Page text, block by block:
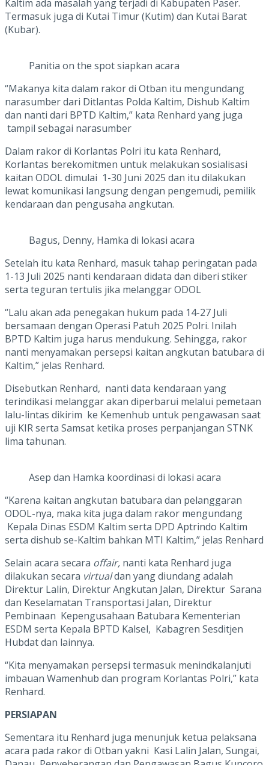
Kaltim ada masalah yang terjadi di Kabupaten Paser.
Termasuk juga di Kutai Timur (Kutim) dan Kutai Barat
(Kubar).
Panitia on the spot siapkan acara
“Makanya kita dalam rakor di Otban itu mengundang
narasumber dari Ditlantas Polda Kaltim, Dishub Kaltim
dan nanti dari BPTD Kaltim,” kata Renhard yang juga
tampil sebagai narasumber
Dalam rakor di Korlantas Polri itu kata Renhard,
Korlantas berekomitmen untuk melakukan sosialisasi
kaitan ODOL dimulai 1-30 Juni 2025 dan itu dilakukan
lewat komunikasi langsung dengan pengemudi, pemilik
kendaraan dan pengusaha angkutan.
Bagus, Denny, Hamka di lokasi acara
Setelah itu kata Renhard, masuk tahap peringatan pada
1-13 Juli 2025 nanti kendaraan didata dan diberi stiker
serta teguran tertulis jika melanggar ODOL
“Lalu akan ada penegakan hukum pada 14-27 Juli
bersamaan dengan Operasi Patuh 2025 Polri. Inilah
BPTD Kaltim juga harus mendukung. Sehingga, rakor
nanti menyamakan persepsi kaitan angkutan batubara di
Kaltim,” jelas Renhard.
Disebutkan Renhard, nanti data kendaraan yang
terindikasi melanggar akan diperbarui melalui pemetaan
lalu-lintas dikirim ke Kemenhub untuk pengawasan saat
uji KIR serta Samsat ketika proses perpanjangan STNK
lima tahunan.
Asep dan Hamka koordinasi di lokasi acara
“Karena kaitan angkutan batubara dan pelanggaran
ODOL-nya, maka kita juga dalam rakor mengundang
Kepala Dinas ESDM Kaltim serta DPD Aptrindo Kaltim
serta dishub se-Kaltim bahkan MTI Kaltim,” jelas Renhard
Selain acara secara offair, nanti kata Renhard juga
dilakukan secara virtualdan yang diundang adalah
Direktur Lalin, Direktur Angkutan Jalan, Direktur Sarana
dan Keselamatan Transportasi Jalan, Direktur
Pembinaan Kepengusahaan Batubara Kementerian
ESDM serta Kepala BPTD Kalsel, Kabagren Sesditjen
Hubdat dan lainnya.
“Kita menyamakan persepsi termasuk menindkalanjuti
imbauan Wamenhub dan program Korlantas Polri,” kata
Renhard.
PERSIAPAN
Sementara itu Renhard juga menunjuk ketua pelaksana
acara pada rakor di Otban yakni Kasi Lalin Jalan, Sungai,